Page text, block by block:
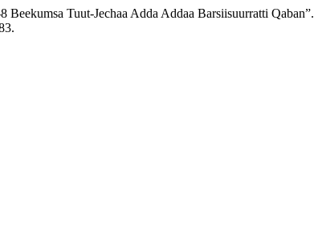
Tuut-Jechaa Adda Addaa Barsiisuurratti Qaban”.